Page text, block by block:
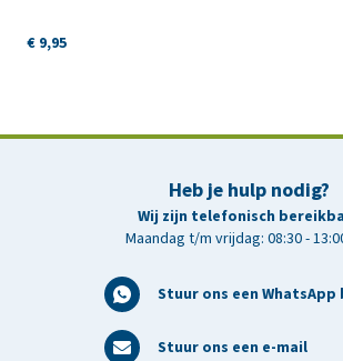
€ 9,95
Heb je hulp nodig?
Wij zijn telefonisch
Maandag t/m vrijdag: 08:30 -
Stuur ons een
Stuur ons een e-mail